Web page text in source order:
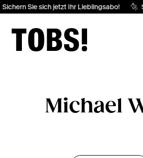
Sichern Sie sich jetzt Ihr Lieblingsabo!
Michael